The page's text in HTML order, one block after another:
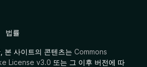
법률
본 사이트의 콘텐츠는 Commons
License v3.0 또는 그 이후 버전에 따